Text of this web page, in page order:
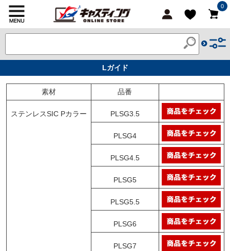
0
Lガイド
素材 品番
ステンレスSIC Pカラー PLSG3.5
PLSG4
PLSG4.5
PLSG5
PLSG5.5
PLSG6
PLSG7